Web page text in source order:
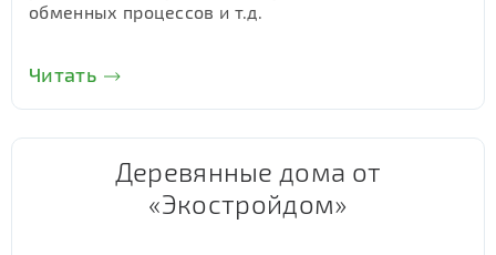
обменных процессов и т.д.
Читать
Деревянные дома от
«Экостройдом»